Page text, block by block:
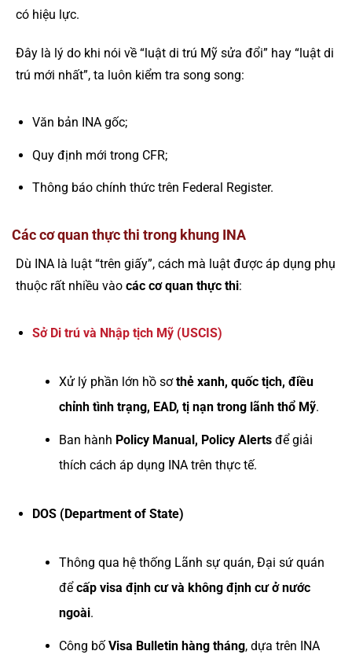
có hiệu lực.
Đây là lý do khi nói về “luật di trú Mỹ sửa đổi” hay “luật di
trú mới nhất”, ta luôn kiểm tra song song:
Văn bản INA gốc;
Quy định mới trong CFR;
Thông báo chính thức trên Federal Register.
Các cơ quan thực thi trong khung INA
Dù INA là luật “trên giấy”, cách mà luật được áp dụng phụ
thuộc rất nhiều vào các cơ quan thực thi:
Sở Di trú và Nhập tịch Mỹ (USCIS)
Xử lý phần lớn hồ sơthẻ xanh, quốc tịch, điều
chỉnh tình trạng, EAD, tị nạn trong lãnh thổ Mỹ.
Ban hành Policy Manual, Policy Alertsđể giải
thích cách áp dụng INA trên thực tế.
DOS (Department of State)
Thông qua hệ thống Lãnh sự quán, Đại sứ quán
đểcấp visa định cư và không định cư ở nước
ngoài.
Công bốVisa Bulletin hàng tháng, dựa trên INA